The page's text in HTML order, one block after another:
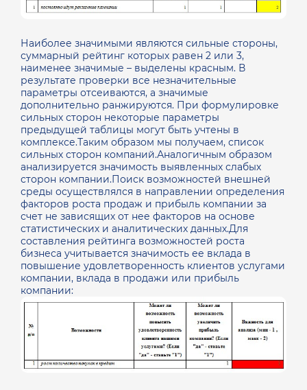
Наиболее значимыми являются сильные стороны,
суммарный рейтинг которых равен 2 или 3,
наименее значимые – выделены красным. В
результате проверки все незначительные
параметры отсеиваются, а значимые
дополнительно ранжируются. При формулировке
сильных сторон некоторые параметры
предыдущей таблицы могут быть учтены в
комплексе.Таким образом мы получаем, список
сильных сторон компаний.Аналогичным образом
анализируется значимость выявленных слабых
сторон компании.Поиск возможностей внешней
среды осуществлялся в направлении определения
факторов роста продаж и прибыль компании за
счет не зависящих от нее факторов на основе
статистических и аналитических данных.Для
составления рейтинга возможностей роста
бизнеса учитывается значимость ее вклада в
повышение удовлетворенность клиентов услугами
компании, вклада в продажи или прибыль
компании: